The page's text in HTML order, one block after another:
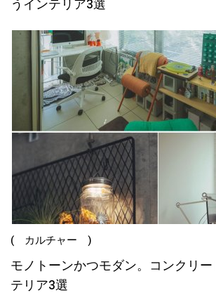
うインテリア3選
( カルチャー )
モノトーンかつモダン。コンクリ
テリア3選